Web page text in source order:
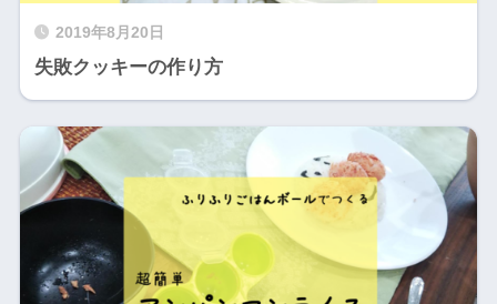
2019年8月20日
失敗クッキーの作り方